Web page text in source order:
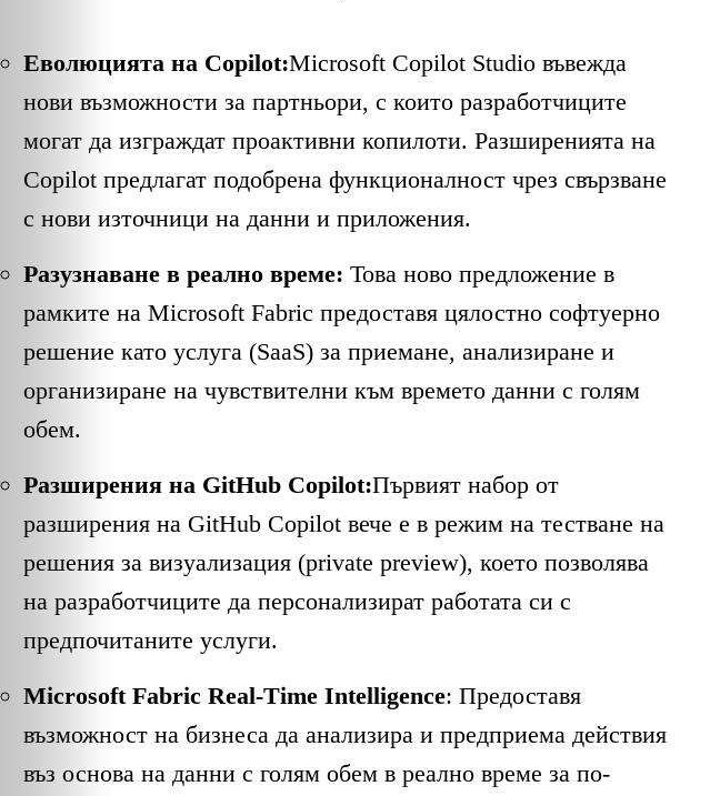
Еволюцията на Copilot:Microsoft Copilot Studio въвежда
нови възможности за партньори, с които разработчиците
могат да изграждат проактивни копилоти. Разширенията на
Copilot предлагат подобрена функционалност чрез свързване
с нови източници на данни и приложения.
Разузнаване в реално време: Това ново предложение в
рамките на Microsoft Fabric предоставя цялостно софтуерно
решение като услуга (SaaS) за приемане, анализиране и
организиране на чувствителни към времето данни с голям
обем.
Разширения на GitHub Copilot:Първият набор от
разширения на GitHub Copilot вече е в режим на тестване на
решения за визуализация (private preview), което позволява
на разработчиците да персонализират работата си с
предпочитаните услуги.
Microsoft Fabric Real-Time Intelligence: Предоставя
възможност на бизнеса да анализира и предприема действия
въз основа на данни с голям обем в реално време за по-